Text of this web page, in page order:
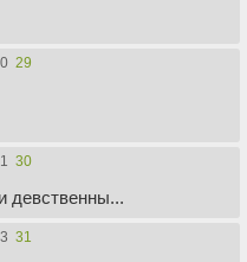
29
30
девственны...
31